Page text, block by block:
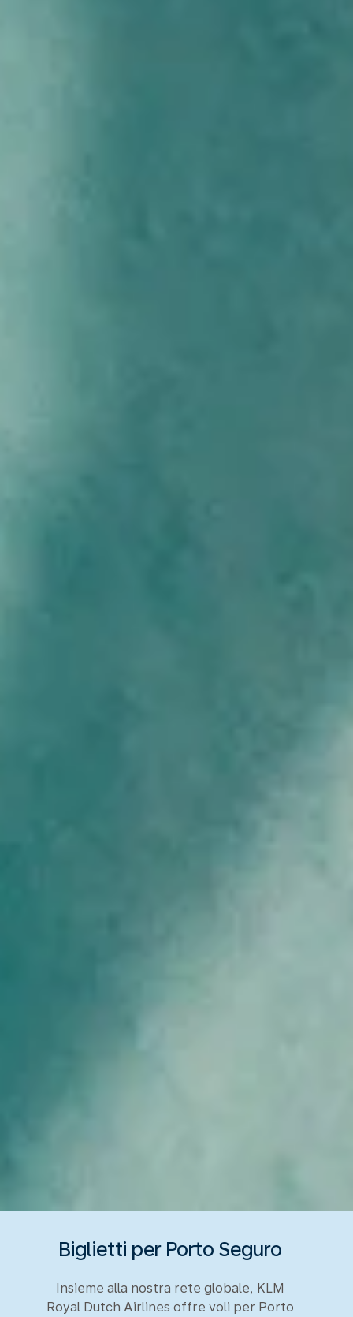
Biglietti per Porto Seguro
Insieme alla nostra rete globale, KLM
Royal Dutch Airlines offre voli per Porto